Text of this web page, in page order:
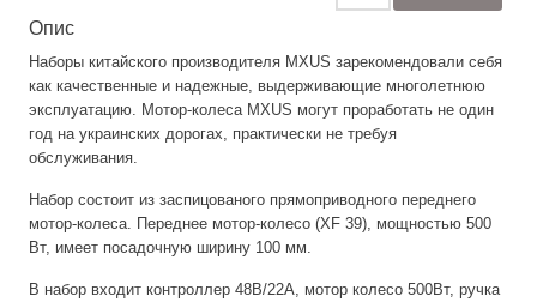
Опис
Наборы китайского производителя MXUS зарекомендовали себя
как качественные и надежные, выдерживающие многолетнюю
эксплуатацию. Мотор-колеса MXUS могут проработать не один
год на украинских дорогах, практически не требуя
обслуживания.
Набор состоит из заспицованого прямоприводного переднего
мотор-колеса. Переднее мотор-колесо (XF 39), мощностью 500
Вт, имеет посадочную ширину 100 мм.
В набор входит контроллер 48В/22А, мотор колесо 500Вт, ручка